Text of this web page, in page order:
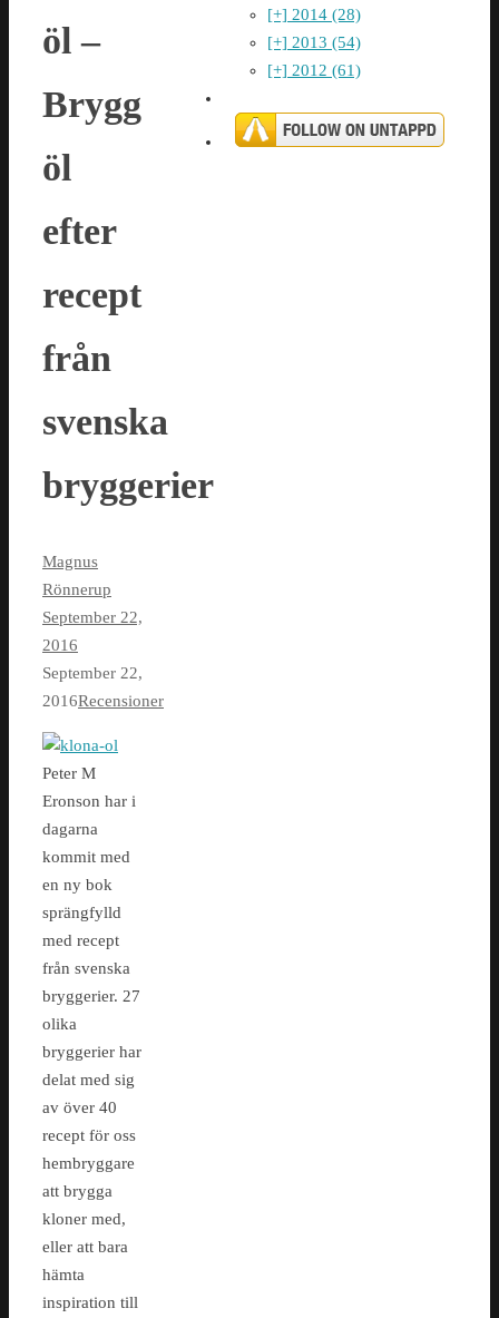
öl –
Brygg
öl
efter
recept
från
svenska
bryggerier
Magnus
Rönnerup
September 22,
2016
September 22,
2016Recensioner
Peter M
Eronson har i
dagarna
kommit med
en ny bok
sprängfylld
med recept
från svenska
bryggerier. 27
olika
bryggerier har
delat med sig
av över 40
recept för oss
hembryggare
att brygga
kloner med,
eller att bara
hämta
inspiration till
[+] 2014 (28)
[+] 2013 (54)
[+] 2012 (61)